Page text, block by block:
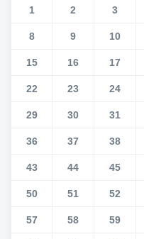
1 2 3
8 9 10
15 16 17
22 23 24
29 30 31
36 37 38
43 44 45
50 51 52
57 58 59